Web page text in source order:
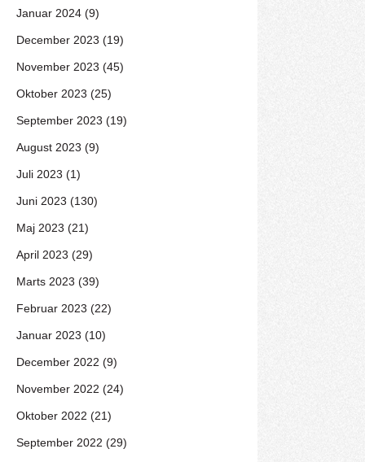
Januar 2024 (9)
December 2023 (19)
November 2023 (45)
Oktober 2023 (25)
September 2023 (19)
August 2023 (9)
Juli 2023 (1)
Juni 2023 (130)
Maj 2023 (21)
April 2023 (29)
Marts 2023 (39)
Februar 2023 (22)
Januar 2023 (10)
December 2022 (9)
November 2022 (24)
Oktober 2022 (21)
September 2022 (29)